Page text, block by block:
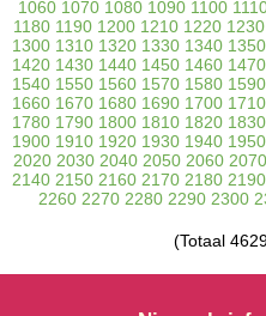
1060 1070 1080 1090 1100
1180 1190 1200 1210 1220 1230
1300 1310 1320 1330 1340 1350
1420 1430 1440 1450 1460 1470
1540 1550 1560 1570 1580 1590
1660 1670 1680 1690 1700 1710
1780 1790 1800 1810 1820 1830
1900 1910 1920 1930 1940 1950
2020 2030 2040 2050 2060 2070
2140 2150 2160 2170 2180 2190
2260 2270 2280 2290 2300
(Totaal